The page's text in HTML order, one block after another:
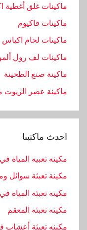
ماكينات غلق أغطية
ماكينات فاكيوم
ماكينات لحام اكياس
ماكينات لف رول
ماكينة صنع الطحينة
ماكينة عصر الزيوت موديل 811 ماركة
احدث ماكتبنا
مكينه تعبيه المياه
مكينة تعبئة سوائل
مكينه تعبئه المياه
مكينه تعبئه المعقم
مكينه تعبئة أعشاب